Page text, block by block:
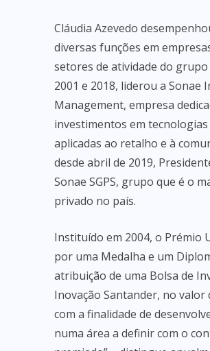
Cláudia Azevedo
diversas funções em
setores de atividade do grupo
2001 e 2018, liderou a Sonae
Management, empresa
investimentos em
aplicadas ao retalho e à
desde abril de 2019,
Sonae SGPS, grupo que é o
privado no país.
Instituído em 2004, o Prémio
por uma Medalha e um
atribuição de uma Bolsa de
Inovação Santander, no valor
com a finalidade de
numa área a definir com o